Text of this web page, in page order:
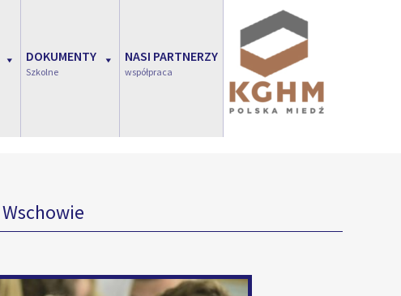
DOKUMENTY
Szkolne
NASI PARTNERZY
współpraca